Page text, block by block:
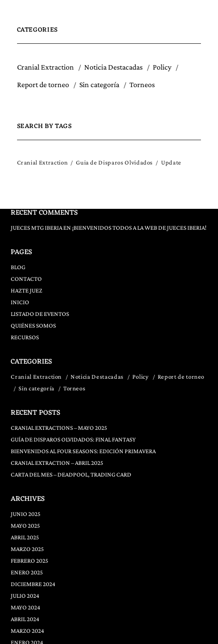
CATEGORIES
Cranial Extraction Noticia Destacadas Policy
Report de torneo Sin categoría Torneos
SEARCH BY TAGS
Cranial Extraction Guia de Disparos Olvidados Update
RECENT COMMENTS
JUECES MTG IBERIAEN ¡BIENVENIDOS TODOS A LA WEB DE JUECES IBERIA!
PAGES
BLOG
CONTACTO
HAZTE JUEZ
INICIO
LISTADO DE EVENTOS
QUIÉNES SOMOS
RECURSOS
CATEGORIES
Cranial Extraction Noticia Destacadas Policy
Report de torneo
Sin categoría
Torneos
RECENT POSTS
CRANIAL EXTRACTIONS – MAYO 2025
GUÍA DE DISPAROS OLVIDADOS: FINAL FANTASY
BIENVENIDOS AL FOUR SEASONS: EDICIÓN PRIMAVERA
CRANIAL EXTRACTION – ABRIL 2025
CARTA DEL MES – DEADPOOL, TRADING CARD
ARCHIVES
JUNIO 2025
MAYO 2025
ABRIL 2025
MARZO 2025
FEBRERO 2025
ENERO 2025
DICIEMBRE 2024
JULIO 2024
MAYO 2024
ABRIL 2024
MARZO 2024
ENERO 2024